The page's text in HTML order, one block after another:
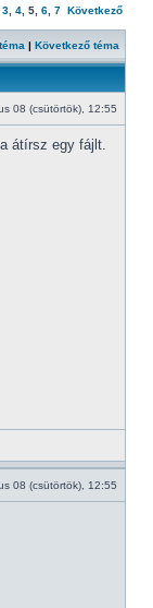
3 4 5 6 7 Következő
| Következő téma
08 (csütörtök), 12:55
átírsz egy fájlt.
08 (csütörtök), 12:55